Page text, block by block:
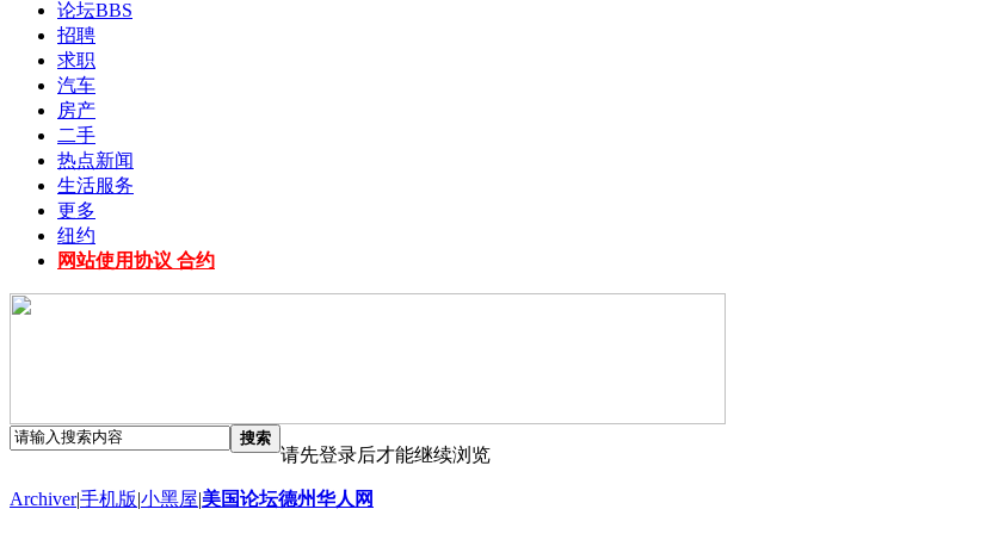
论坛BBS
招聘
求职
汽车
房产
二手
热点新闻
生活服务
更多
纽约
网站使用协议 合约
搜索
请先登录后才能继续浏览
Archiver|手机版|小黑屋|美国论坛德州华人网